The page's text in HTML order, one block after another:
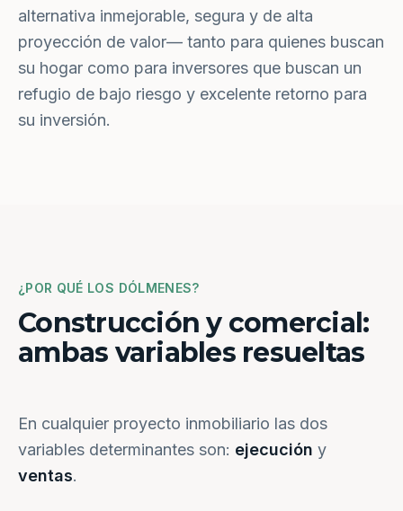
alternativa inmejorable, segura y de alta
proyección de valor— tanto para quienes buscan
su hogar como para inversores que buscan un
refugio de bajo riesgo y excelente retorno para
su inversión.
¿POR QUÉ LOS DÓLMENES?
Construcción y comercial:
ambas variables resueltas
En cualquier proyecto inmobiliario las dos
variables determinantes son: ejecución y
ventas.